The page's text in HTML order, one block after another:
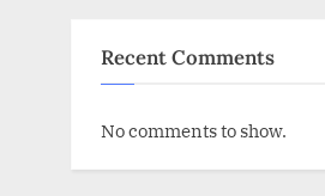
Recent Comments
No comments to show.